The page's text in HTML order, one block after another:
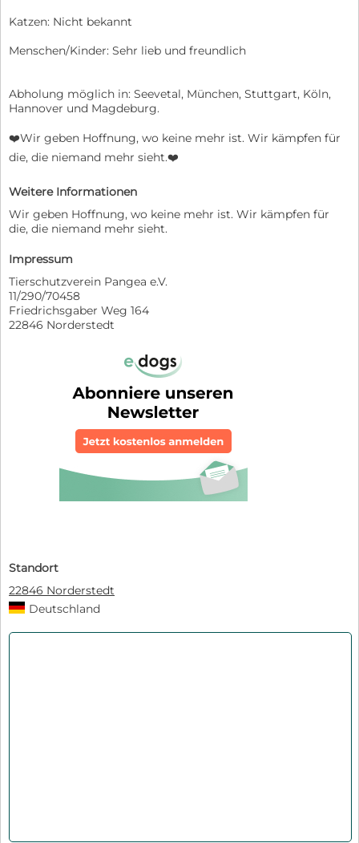
Katzen: Nicht bekannt
Menschen/Kinder: Sehr lieb und freundlich
Abholung möglich in: Seevetal, München, Stuttgart, Köln,
Hannover und Magdeburg.
❤️Wir geben Hoffnung, wo keine mehr ist. Wir kämpfen für
die, die niemand mehr sieht.❤️
Weitere Informationen
Wir geben Hoffnung, wo keine mehr ist. Wir kämpfen für
die, die niemand mehr sieht.
Impressum
Tierschutzverein Pangea e.V.
11/290/70458
Friedrichsgaber Weg 164
22846 Norderstedt
Standort
22846 Norderstedt
Deutschland